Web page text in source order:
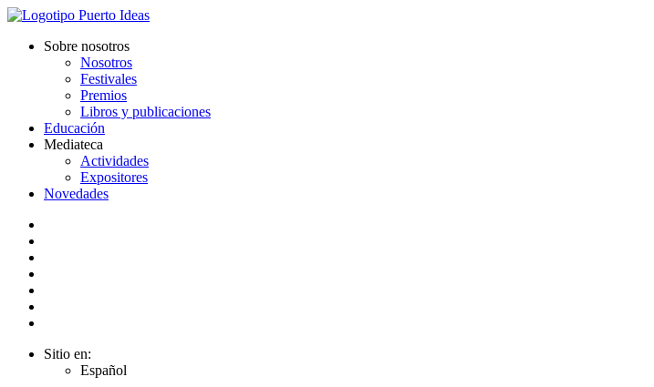
Sobre nosotros
Nosotros
Festivales
Premios
Libros y publicaciones
Educación
Mediateca
Actividades
Expositores
Novedades
Sitio en:
Español